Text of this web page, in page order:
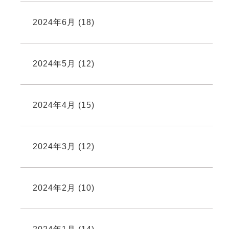
2024年6月 (18)
2024年5月 (12)
2024年4月 (15)
2024年3月 (12)
2024年2月 (10)